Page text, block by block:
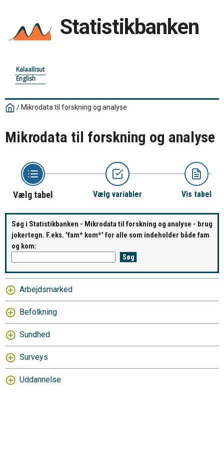
Statistikbanken
Kalaallisut
English
/ Mikrodata til forskning og analyse
Mikrodata til forskning og analyse
Vælg tabel Vælg variabler Vis tabel
Søg i Statistikbanken - Mikrodata til forskning og analyse - brug
jokertegn. F.eks. 'fam* kom*' for alle som indeholder både fam
og kom:
Arbejdsmarked
Befolkning
Sundhed
Surveys
Uddannelse